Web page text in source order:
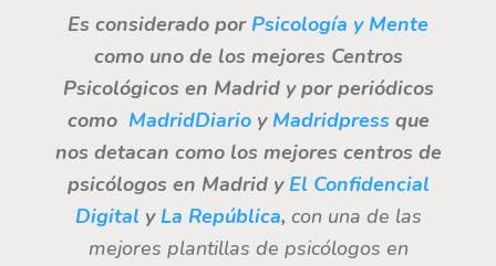
Es considerado por Psicología y Mente
como uno de los mejores Centros
Psicológicos en Madrid y por periódicos
como MadridDiarioy Madridpressque
nos detacan como los mejores centros de
psicólogos en Madrid y El Confidencial
Digital y La República, con una de las
mejores plantillas de psicólogos en